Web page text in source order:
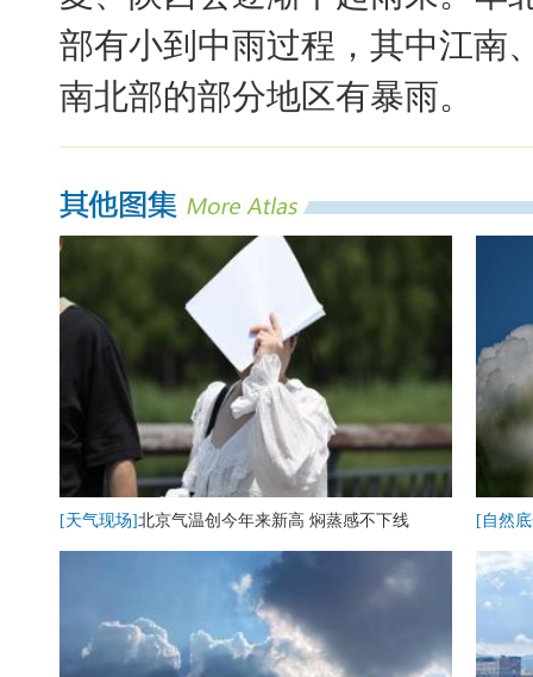
部有小到中雨过程，其中江南
南北部的部分地区有暴雨。
[天气现场]北京气温创今年来新高 焖蒸感不下线 [自然